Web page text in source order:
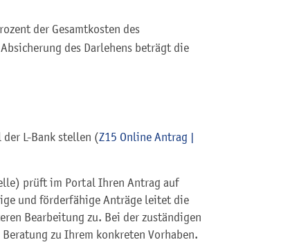
der Gesamtkosten des
des Darlehens beträgt die
L-Bank stellen (Z15 Online Antrag |
prüft im Portal Ihren Antrag auf
und förderfähige Anträge leitet die
Bearbeitung zu. Bei der zuständigen
zu Ihrem konkreten Vorhaben.